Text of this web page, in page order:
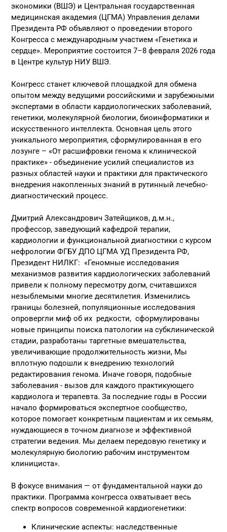
экономики (ВШЭ) и Центральная государственная
медицинская академия (ЦГМА) Управления делами
Президента РФ объявляют о проведении второго
Конгресса с международным участием «Генетика и
сердце». Мероприятие состоится 7–8 февраля 2026 года
в Центре культур НИУ ВШЭ.
Конгресс станет ключевой площадкой для обмена
опытом между ведущими российскими и зарубежными
экспертами в области кардиологических заболеваний,
генетики, молекулярной биологии, биоинформатики и
искусственного интеллекта. Основная цель этого
уникального мероприятия, сформулированная в его
лозунге – «От расшифровки генома к клинической
практике» - объединение усилий специалистов из
разных областей науки и практики для практического
внедрения накопленных знаний в рутинный лечебно-
диагностический процесс.
Дмитрий Александрович Затейщиков, д.м.н.,
профессор, заведующий кафедрой терапии,
кардиологии и функциональной диагностики с курсом
нефрологии ФГБУ ДПО ЦГМА УД Президента РФ,
Президент НИЛКГ: «Геномные исследования
механизмов развития кардиологических заболеваний
привели к полному пересмотру догм, считавшихся
незыблемыми многие десятилетия. Изменились
границы болезней, популяционные исследования
опровергли миф об их редкости, сформулированы
новые принципы поиска патологии на субклинической
стадии, разработаны таргетные вмешательства,
увеличивающие продолжительность жизни, Мы
вплотную подошли к внедрению технологий
редактирования генома. Иначе говоря, подобные
заболевания - вызов для каждого практикующего
кардиолога и терапевта. За последние годы в России
начало формироваться экспертное сообщество,
которое помогает конкретным пациентам и их семьям,
нуждающиеся в точном диагнозе и эффективной
стратегии ведения. Мы делаем передовую генетику и
молекулярную биологию рабочим инструментом
клинициста».
В фокусе внимания — от фундаментальной науки до
практики. Программа конгресса охватывает весь
спектр вопросов современной кардиогенетики:
Клинические аспекты: наследственные